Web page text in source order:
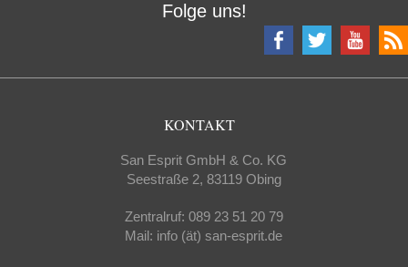
Folge uns!
KONTAKT
San Esprit GmbH & Co. KG
Seestraße 2, 83119 Obing
Zentralruf: 089 23 51 20 79
Mail: info (ät) san-esprit.de